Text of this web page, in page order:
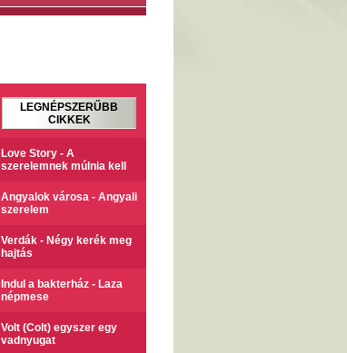
LEGNÉPSZERŰBB
CIKKEK
Love Story - A
szerelemnek múlnia kell
Angyalok városa - Angyali
szerelem
Verdák - Négy kerék meg
hajtás
Indul a bakterház - Laza
népmese
Volt (Colt) egyszer egy
vadnyugat